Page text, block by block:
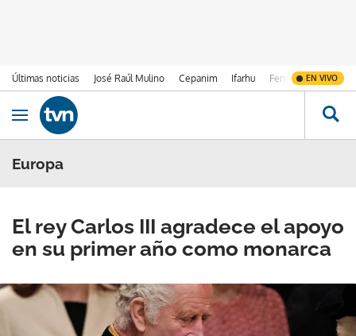
Últimas noticias José Raúl Mulino Cepanim Ifarhu Fenómeno de El
EN VIVO
Ir al contenido
Obrir navegació
Europa
El rey Carlos III agradece el apoyo
en su primer año como monarca